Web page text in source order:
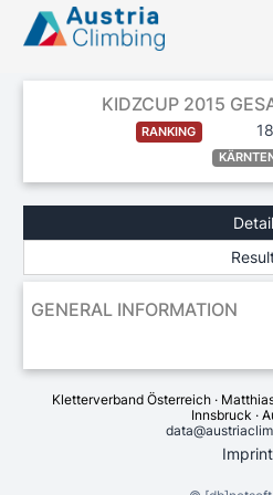
KIDZCUP 2015
RANKING
GENERAL INFORMATION
Kletterverband Österreich ·
Innsbruck ·
Imprint